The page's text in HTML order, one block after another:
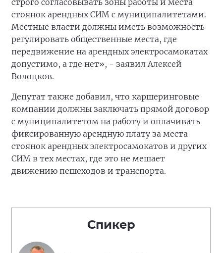
строго согласовывать зоны работы и места
стоянок арендных СИМ с муниципалитетами.
Местные власти должны иметь возможность
регулировать общественные места, где
передвижение на арендных электросамокатах
допустимо, а где нет», - заявил Алексей
Волоцков.
Депутат также добавил, что каршеринговые
компании должны заключать прямой договор
с муниципалитетом на работу и оплачивать
фиксированную арендную плату за места
стоянок арендных электросамокатов и других
СИМ в тех местах, где это не мешает
движению пешеходов и транспорта.
Спикер